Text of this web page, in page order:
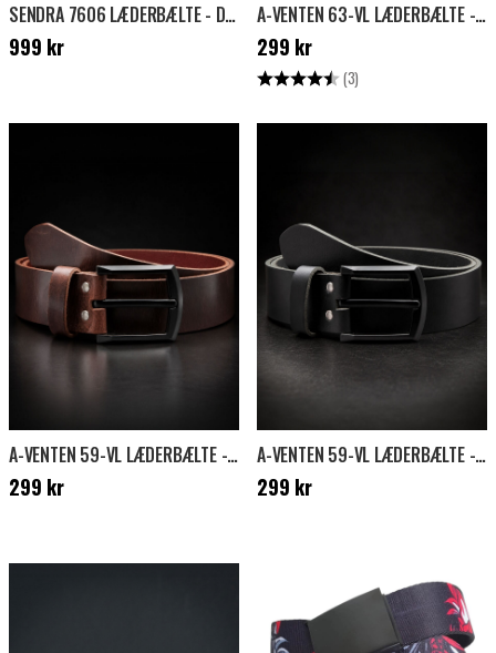
SENDRA 7606 LÆDERBÆLTE - DENVER/RØD
Pris: 999 kr
999 kr
A-VENTEN 63-VL LÆDERBÆLTE - SORT
Pris: 299 kr
299 kr
Vurdering: (3)
A-VENTEN 59-VL LÆDERBÆLTE - MØRKEBRUN
Pris: 299 kr
299 kr
A-VENTEN 59-VL LÆDERBÆLTE - SORT
Pris: 299 kr
299 kr